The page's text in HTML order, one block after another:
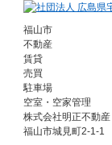
福山市
不動産
賃貸
売買
駐車場
空室・空家管理
株式会社明正不動産
福山市城見町2-1-1